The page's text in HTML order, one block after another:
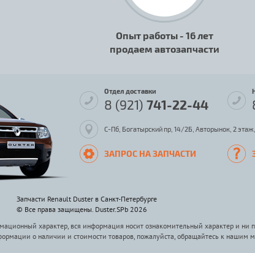
Опыт работы - 16 лет
продаем автозапчасти
Отдел доставки
8 (921) 741-22-44
С-Пб, Богатырский пр, 14/2Б, Авторынок, 2
ЗАПРОС НА ЗАПЧАСТИ
Запчасти Renault Duster в Санкт-Петербурге
© Все права защищены. Duster.SPb 2026
характер, вся информация носит ознакомительный характер и
о наличии и стоимости товаров, пожалуйста, обращайтесь к нашим